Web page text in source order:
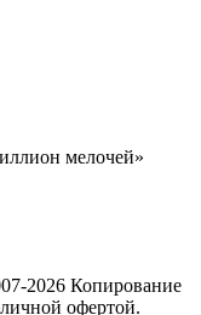
мелочей»
2026 Копирование
офертой.